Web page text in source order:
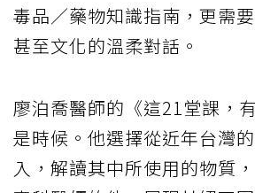
毒品／藥物知識指南，更需
甚至文化的溫柔對話。
廖泊喬醫師的《這21堂課，
是時候。他選擇從近年台灣
入，解讀其中所使用的物質